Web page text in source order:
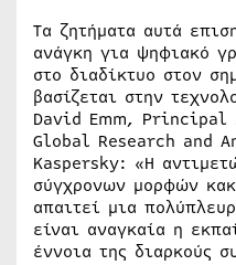
Τα ζητήματα αυτά
ανάγκη για ψηφιακό
στο διαδίκτυο στον
βασίζεται στην
David Emm, Principal
Global Research and
Kaspersky: «Η
σύγχρονων μορφών
απαιτεί μια
είναι αναγκαία η
έννοια της διαρκούς